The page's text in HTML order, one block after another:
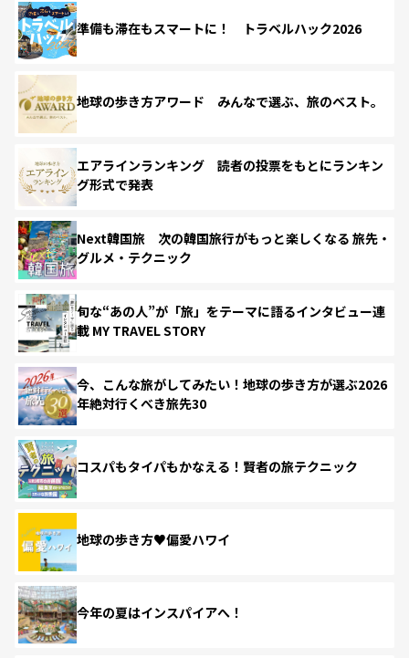
準備も滞在もスマートに！ トラベルハック2026
地球の歩き方アワード みんなで選ぶ、旅のベスト。
エアラインランキング 読者の投票をもとにランキン
グ形式で発表
Next韓国旅 次の韓国旅行がもっと楽しくなる 旅先・
グルメ・テクニック
旬な“あの人”が「旅」をテーマに語るインタビュー連
載 MY TRAVEL STORY
今、こんな旅がしてみたい！地球の歩き方が選ぶ2026
年絶対行くべき旅先30
コスパもタイパもかなえる！賢者の旅テクニック
地球の歩き方♥偏愛ハワイ
今年の夏はインスパイアへ！